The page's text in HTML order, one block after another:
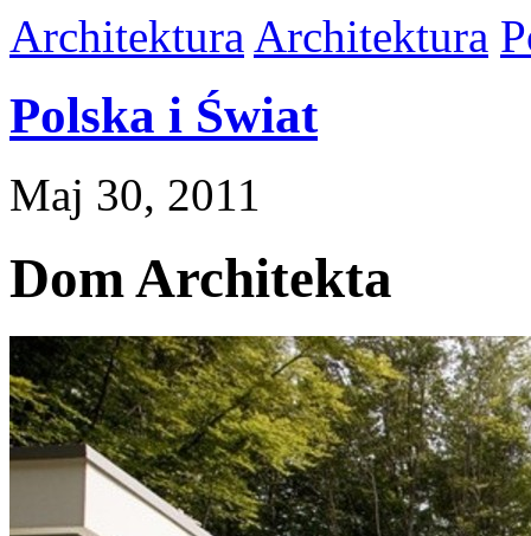
Architektura Architektura
Polska i Świat
Maj 30, 2011
Dom Architekta